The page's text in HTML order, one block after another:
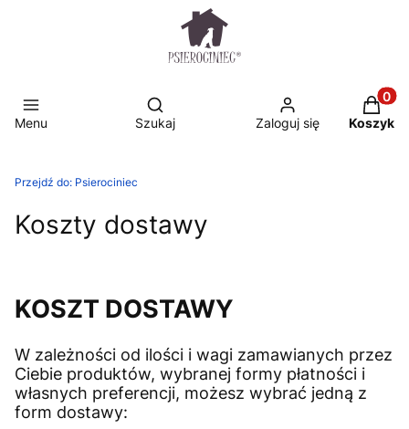
Menu
Otwórz wyszukiwarkę
Szukaj Zaloguj się Koszyk
Przejdź do: Psierociniec
Koszty dostawy
KOSZT DOSTAWY
W zależności od ilości i wagi zamawianych przez
Ciebie produktów, wybranej formy płatności i
własnych preferencji, możesz wybrać jedną z
form dostawy: